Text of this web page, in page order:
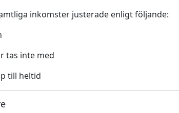
inkomster justerade enligt följande:
tas inte med
till heltid